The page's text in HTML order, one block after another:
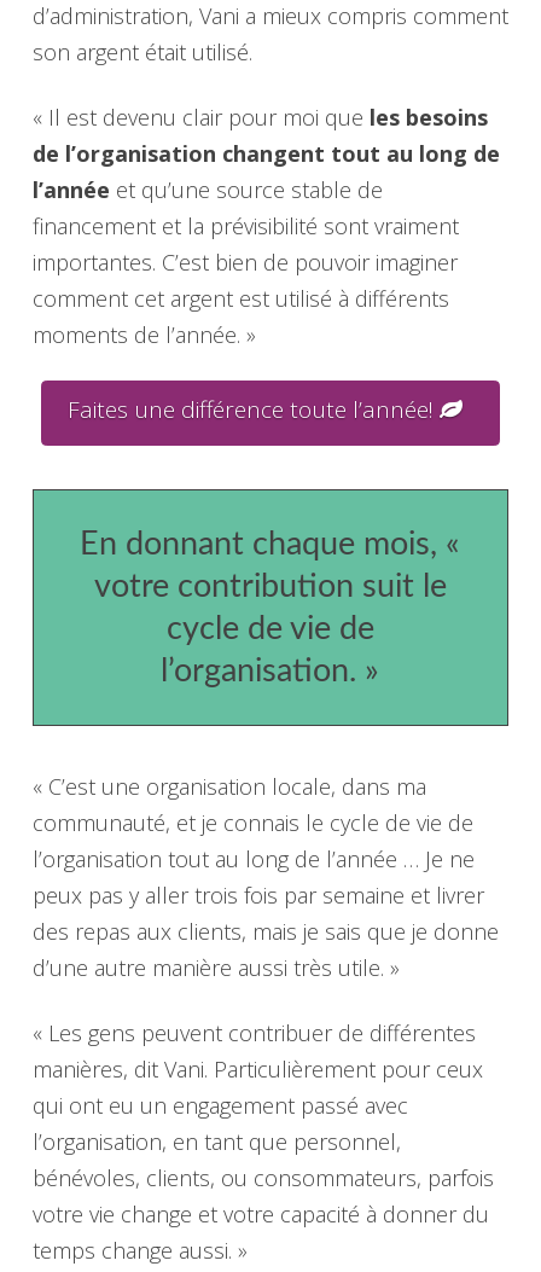
d’administration, Vani a mieux compris comment
son argent était utilisé.
« Il est devenu clair pour moi que les besoins
de l’organisation changent tout au long de
l’année et qu’une source stable de
financement et la prévisibilité sont vraiment
importantes. C’est bien de pouvoir imaginer
comment cet argent est utilisé à différents
moments de l’année. »
Faites une différence toute l’année!
En donnant chaque mois, «
votre contribution suit le
cycle de vie de
l’organisation. »
« C’est une organisation locale, dans ma
communauté, et je connais le cycle de vie de
l’organisation tout au long de l’année … Je ne
peux pas y aller trois fois par semaine et livrer
des repas aux clients, mais je sais que je donne
d’une autre manière aussi très utile. »
« Les gens peuvent contribuer de différentes
manières, dit Vani. Particulièrement pour ceux
qui ont eu un engagement passé avec
l’organisation, en tant que personnel,
bénévoles, clients, ou consommateurs, parfois
votre vie change et votre capacité à donner du
temps change aussi. »